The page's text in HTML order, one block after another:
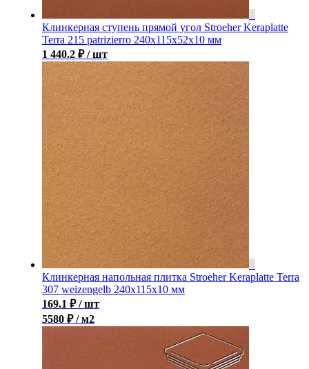
Клинкерная ступень прямой угол Stroeher Keraplatte
Terra 215 patrizierro 240х115х52х10 мм
1 440.2 ₽ / шт
Клинкерная напольная плитка Stroeher Keraplatte Terra
307 weizengelb 240х115х10 мм
169.1 ₽ / шт
5580 ₽ / м2